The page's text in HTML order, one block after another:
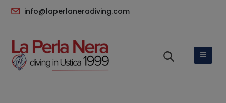
info@laperlaneradiving.com